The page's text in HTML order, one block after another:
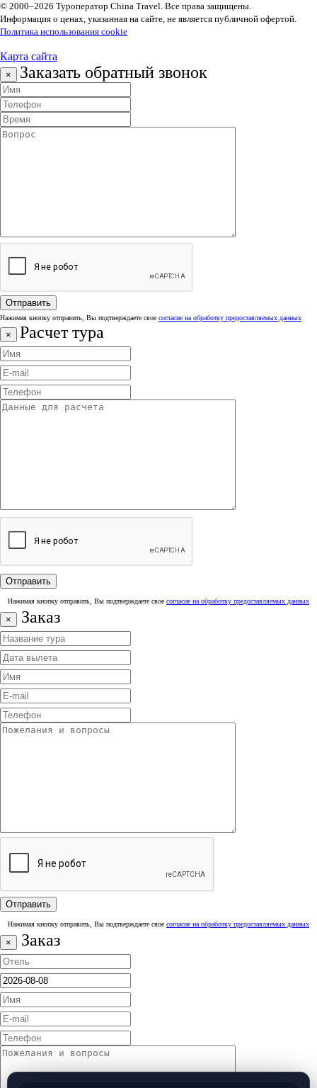
© 2000–2026 Туроператор China Travel. Все права защищены.
Информация о ценах, указанная на сайте, не является публичной офертой.
Политика использования cookie
Карта сайта
× Заказать обратный звонок
Нажимая кнопку отправить, Вы подтверждаете свое согласие на обработку предоставляемых данных
× Расчет тура
Нажимая кнопку отправить, Вы подтверждаете свое согласие на обработку предоставляемых данных
× Заказ
Нажимая кнопку отправить, Вы подтверждаете свое согласие на обработку предоставляемых данных
× Заказ